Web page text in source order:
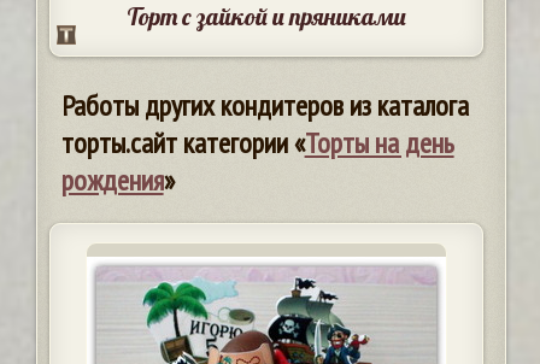
Торт с зайкой и пряниками
Работы других кондитеров из каталога
торты.сайт категории «Торты на день
рождения»